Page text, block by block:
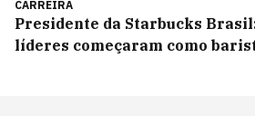
CARREIRA
Presidente da Starbucks
líderes começaram como